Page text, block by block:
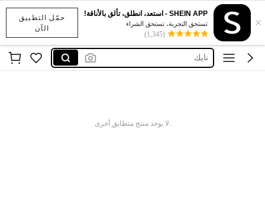
حمّل التطبيق
الآن
×
SHEIN APP - استعد، انطلق، تألق بالأناقة!
تستحق التجربة، تستحق الشراء
(1,345)
x sports
addidass
نايك
.لا يوجد منتج متطابق أخرى